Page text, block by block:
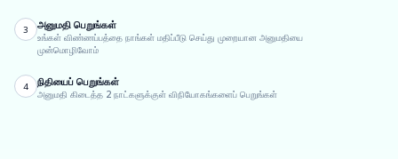
3 அனுமதி பெறுங்கள்
உங்கள் விண்ணப்பத்தை நாங்கள் மதிப்பீடு செய்து முறையான அனுமதியை
முன்மொழிவோம்
4 நிதியைப் பெறுங்கள்
அனுமதி கிடைத்த 2 நாட்களுக்குள் விநியோகங்களைப் பெறுங்கள்